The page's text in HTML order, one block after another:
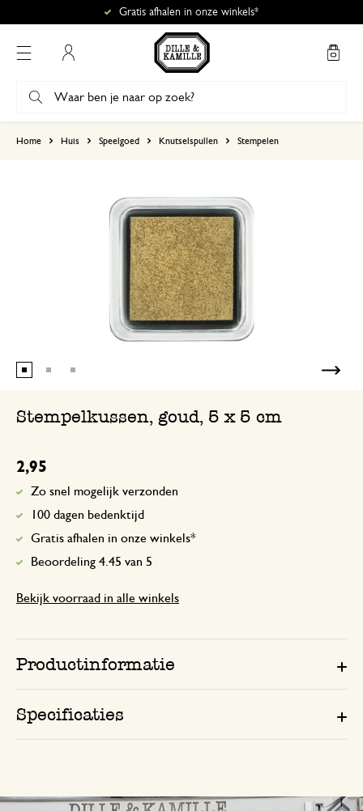
Gratis afhalen in onze winkels*
Home Huis Speelgoed Knutselspullen Stempelen
Stempelkussen, goud, 5 x 5 cm
2,95
Zo snel mogelijk verzonden
100 dagen bedenktijd
Gratis afhalen in onze winkels*
Beoordeling 4.45 van 5
Bekijk voorraad in alle winkels
Productinformatie
Specificaties